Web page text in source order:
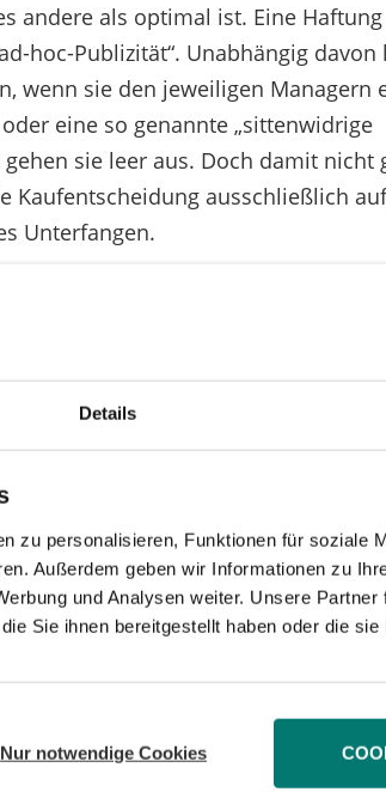
Details
zu personalisieren, Funktionen für soziale
Außerdem geben wir Informationen zu
und Analysen weiter. Unsere Partner
Sie ihnen bereitgestellt haben oder die
Nur notwendige Cookies
andere als optimal ist. Eine Haftung
hoc-Publizität“. Unabhängig davon
wenn sie den jeweiligen Managern
eine so genannte „sittenwidrige
sie leer aus. Doch damit nicht
Kaufentscheidung ausschließlich
Unterfangen.
Schadenersatzprozesse nicht
(BGH) nichts
notierten Infomatec AG gekauft
zwischen der vom Management
als erwiesen an. Der
der falschen Zahlen gekauft.
der die Papiere später erworben
zeitliche Nähe zwischen
für die Kausalität ist. An den hohen
die große Koalition zurückgreifen
sind, sobald sie
Fortschritt dabei wäre,
und Falschinformation
einer so genannten